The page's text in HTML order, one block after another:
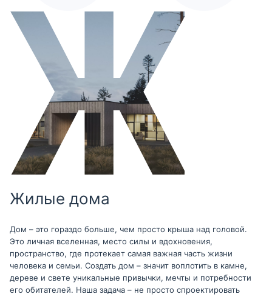
Жилые дома
Дом – это гораздо больше, чем просто крыша над головой.
Это личная вселенная, место силы и вдохновения,
пространство, где протекает самая важная часть жизни
человека и семьи. Создать дом – значит воплотить в камне,
дереве и свете уникальные привычки, мечты и потребности
его обитателей. Наша задача – не просто спроектировать